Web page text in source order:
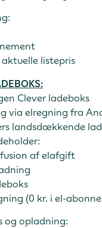
aktuelle listepris
Clever ladeboks
via elregning fra
landsdækkende
af elafgift
(0 kr. i el-
og opladning: